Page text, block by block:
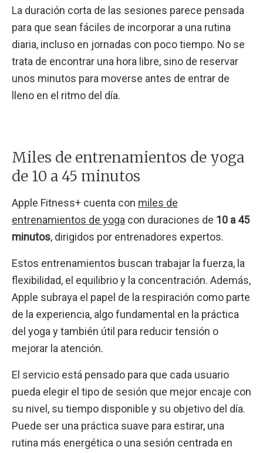
La duración corta de las sesiones parece pensada
para que sean fáciles de incorporar a una rutina
diaria, incluso en jornadas con poco tiempo. No se
trata de encontrar una hora libre, sino de reservar
unos minutos para moverse antes de entrar de
lleno en el ritmo del día.
Miles de entrenamientos de yoga
de 10 a 45 minutos
Apple Fitness+ cuenta con miles de
entrenamientos de yoga con duraciones de 10 a 45
minutos, dirigidos por entrenadores expertos.
Estos entrenamientos buscan trabajar la fuerza, la
flexibilidad, el equilibrio y la concentración. Además,
Apple subraya el papel de la respiración como parte
de la experiencia, algo fundamental en la práctica
del yoga y también útil para reducir tensión o
mejorar la atención.
El servicio está pensado para que cada usuario
pueda elegir el tipo de sesión que mejor encaje con
su nivel, su tiempo disponible y su objetivo del día.
Puede ser una práctica suave para estirar, una
rutina más energética o una sesión centrada en